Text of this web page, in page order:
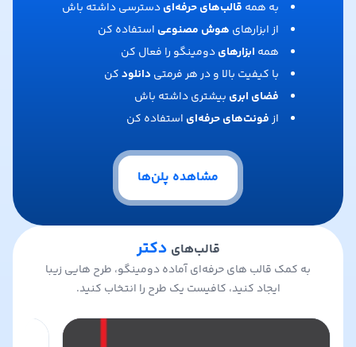
به همه قالب‌های حرفه‌ایدسترسی داشته باش
از ابزارهای هوش مصنوعی استفاده کن
همه ابزارهایدومینگو را فعال کن
با کیفیت بالا و در هر فرمتی دانلودکن
فضای ابری بیشتری داشته باش
ازفونت‌های حرفه‌ای استفاده کن
مشاهده پلن‌ها
قالب‌های دکتر
به کمک قالب های حرفه‌ای آماده دومینگو، طرح هایی زیبا
ایجاد کنید، کافیست یک طرح را انتخاب کنید.